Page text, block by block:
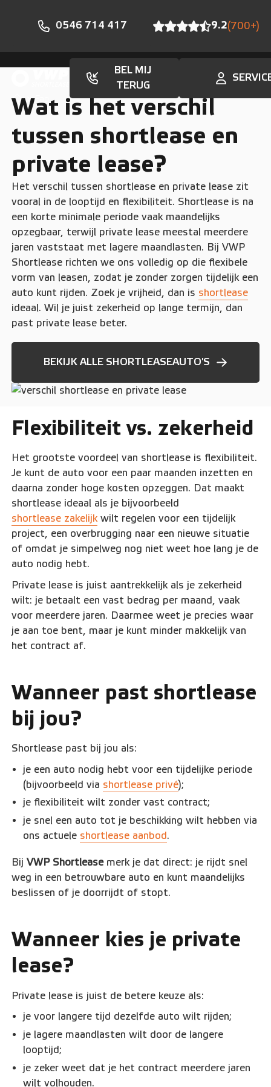
0546 714 417 9.2(700+)
BEL MIJ
TERUG
Faq
Wat is het verschil
tussen shortlease en
private lease?
Het verschil tussen shortlease en private lease zit
vooral in de looptijd en flexibiliteit. Shortlease is na
een korte minimale periode vaak maandelijks
opzegbaar, terwijl private lease meestal meerdere
jaren vaststaat met lagere maandlasten. Bij VWP
Shortlease richten we ons volledig op die flexibele
vorm van leasen, zodat je zonder zorgen tijdelijk een
auto kunt rijden. Zoek je vrijheid, dan is shortlease
ideaal. Wil je juist zekerheid op lange termijn, dan
past private lease beter.
BEKIJK ALLE SHORTLEASEAUTO'S
Flexibiliteit vs. zekerheid
Het grootste voordeel van shortlease is flexibiliteit.
Je kunt de auto voor een paar maanden inzetten en
daarna zonder hoge kosten opzeggen. Dat maakt
shortlease ideaal als je bijvoorbeeld
shortlease zakelijkwilt regelen voor een tijdelijk
project, een overbrugging naar een nieuwe situatie
of omdat je simpelweg nog niet weet hoe lang je de
auto nodig hebt.
Private lease is juist aantrekkelijk als je zekerheid
wilt: je betaalt een vast bedrag per maand, vaak
voor meerdere jaren. Daarmee weet je precies waar
je aan toe bent, maar je kunt minder makkelijk van
het contract af.
Wanneer past shortlease
bij jou?
Shortlease past bij jou als:
je een auto nodig hebt voor een tijdelijke periode
(bijvoorbeeld via shortlease privé);
je flexibiliteit wilt zonder vast contract;
je snel een auto tot je beschikking wilt hebben via
ons actuele shortlease aanbod.
BijVWP Shortleasemerk je dat direct: je rijdt snel
weg in een betrouwbare auto en kunt maandelijks
beslissen of je doorrijdt of stopt.
Wanneer kies je private
lease?
Private lease is juist de betere keuze als:
je voor langere tijd dezelfde auto wilt rijden;
je lagere maandlasten wilt door de langere
looptijd;
je zeker weet dat je het contract meerdere jaren
wilt volhouden.